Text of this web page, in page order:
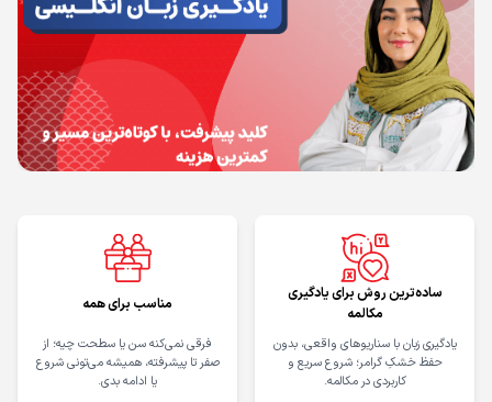
ساده‌ترین روش برای یادگیری
مکالمه
یادگیری زبان با سناریوهای واقعی، بدون
حفظ خشکِ گرامر؛ شروع سریع و
کاربردی در مکالمه.
مناسب برای همه
فرقی نمی‌کنه سن یا سطحت چیه؛ از
صفر تا پیشرفته، همیشه می‌تونی شروع
یا ادامه بدی.